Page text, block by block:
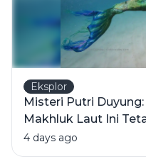
Eksplor
Misteri Putri
Makhluk Laut Ini
4 days ago